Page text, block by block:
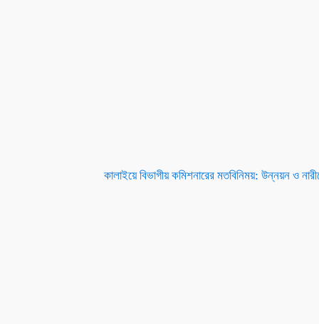
কালাইয়ে বিভাগীয় কমিশনারের মতবিনিময়: উন্নয়ন ও